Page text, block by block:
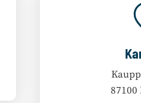
87100